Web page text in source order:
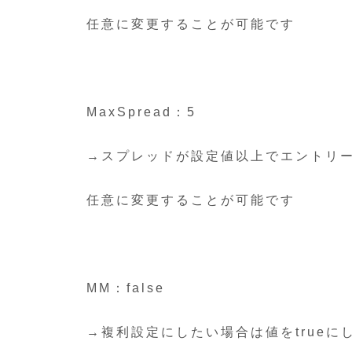
任意に変更することが可能です
MaxSpread：5
→スプレッドが設定値以上でエントリ
任意に変更することが可能です
MM：false
→複利設定にしたい場合は値をtrueに